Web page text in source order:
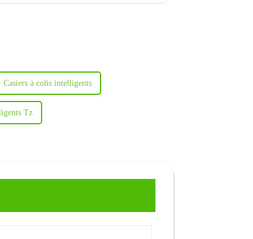
Casiers à colis intelligents
Tz